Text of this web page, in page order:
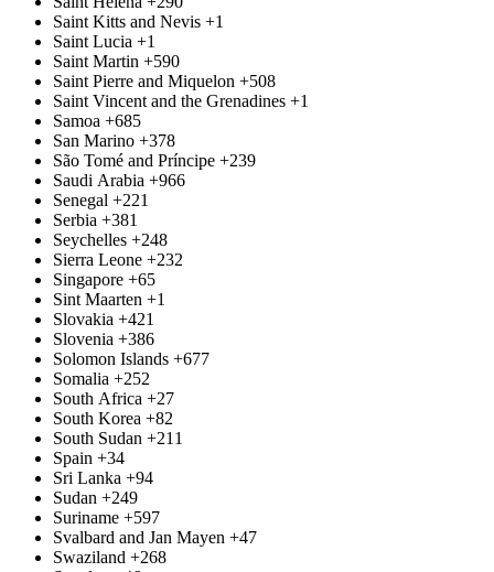
Saint Kitts and Nevis +1
Saint Lucia +1
Saint Martin +590
Saint Pierre and Miquelon +508
Saint Vincent and the Grenadines +1
Samoa +685
San Marino +378
São Tomé and Príncipe +239
Saudi Arabia +966
Senegal +221
Serbia +381
Seychelles +248
Sierra Leone +232
Singapore +65
Sint Maarten +1
Slovakia +421
Slovenia +386
Solomon Islands +677
Somalia +252
South Africa +27
South Korea +82
South Sudan +211
Spain +34
Sri Lanka +94
Sudan +249
Suriname +597
Svalbard and Jan Mayen +47
Swaziland +268